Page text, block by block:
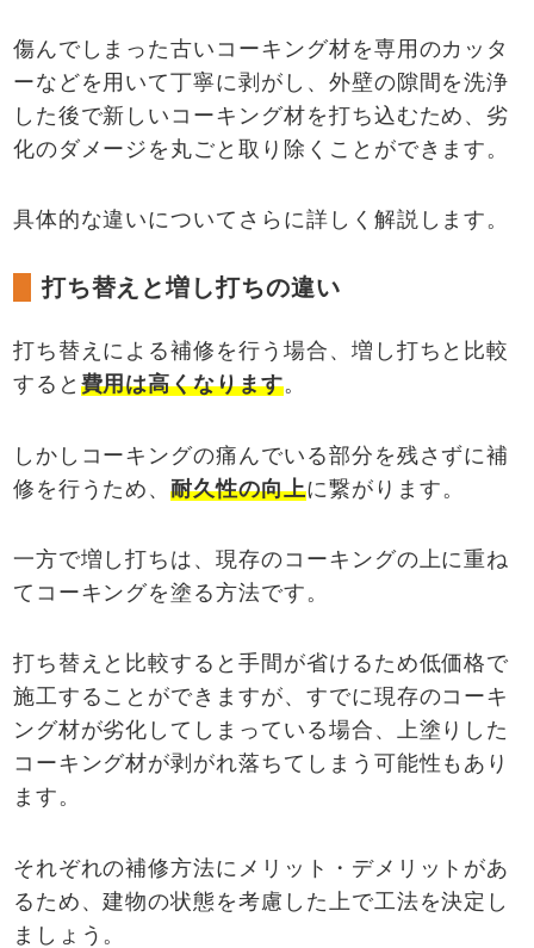
傷んでしまった古いコーキング材を専用のカッタ
ーなどを用いて丁寧に剥がし、外壁の隙間を洗浄
した後で新しいコーキング材を打ち込むため、劣
化のダメージを丸ごと取り除くことができます。
具体的な違いについてさらに詳しく解説します。
打ち替えと増し打ちの違い
打ち替えによる補修を行う場合、増し打ちと比較
すると 費用は高くなります。
しかしコーキングの痛んでいる部分を残さずに補
修を行うため、耐久性の向上に繋がります。
一方で増し打ちは、現存のコーキングの上に重ね
てコーキングを塗る方法です。
打ち替えと比較すると手間が省けるため低価格で
施工することができますが、すでに現存のコーキ
ング材が劣化してしまっている場合、上塗りした
コーキング材が剥がれ落ちてしまう可能性もあり
ます。
それぞれの補修方法にメリット・デメリットがあ
るため、建物の状態を考慮した上で工法を決定し
ましょう。